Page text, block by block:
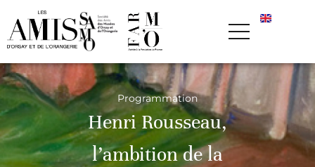
Programmation
Henri Rousseau,
l’ambition de la